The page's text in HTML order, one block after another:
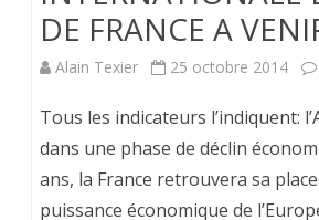
DE FRANCE A
Alain Texier 25 octobre 2014
Tous les indicateurs l’indiquent:
dans une phase de déclin
ans, la France retrouvera sa
puissance économique de